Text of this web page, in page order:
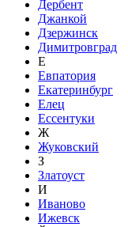
Дербент
Джанкой
Дзержинск
Димитровград
Е
Евпатория
Екатеринбург
Елец
Ессентуки
Ж
Жуковский
З
Златоуст
И
Иваново
Ижевск